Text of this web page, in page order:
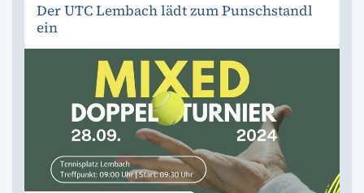
Der UTC Lembach lädt zum Punschstandl
ein